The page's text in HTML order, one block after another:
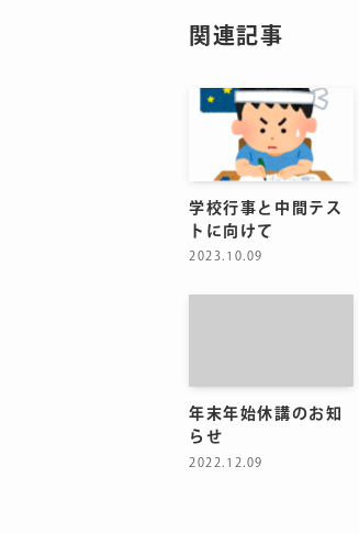
関連記事
学校行事と中間テス
トに向けて
2023.10.09
年末年始休講のお知
らせ
2022.12.09